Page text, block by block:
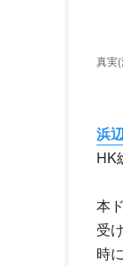
真実
浜
HK
本
受
時